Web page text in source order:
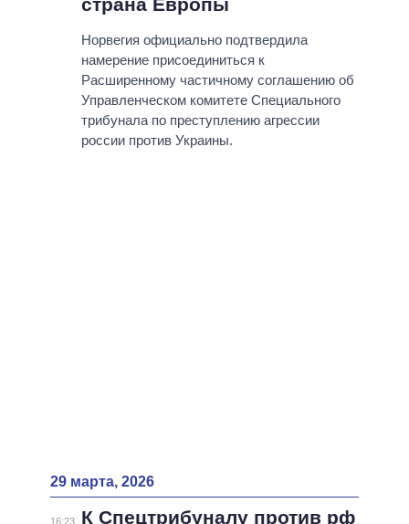
страна Европы
Норвегия официально подтвердила
намерение присоединиться к
Расширенному частичному соглашению об
Управленческом комитете Специального
трибунала по преступлению агрессии
россии против Украины.
29 марта, 2026
16:23
К Спецтрибуналу против рф